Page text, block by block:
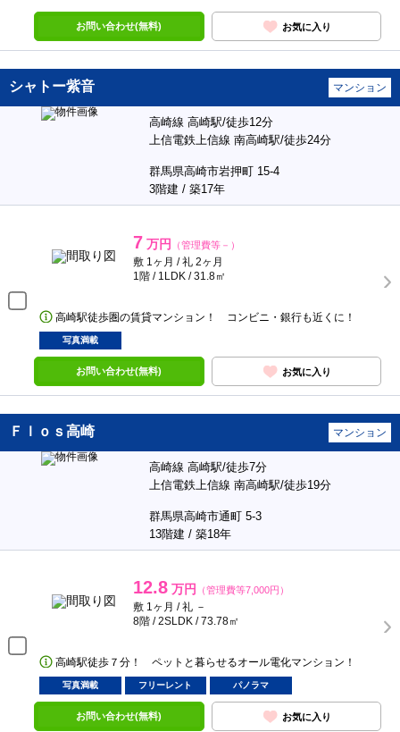
お問い合わせ(無料) お気に入り
シャトー紫音 マンション
高崎線 高崎駅/徒歩12分
上信電鉄上信線 南高崎駅/徒歩24分
群馬県高崎市岩押町 15-4
3階建 / 築17年
7 万円 （管理費等－）
敷 1ヶ月 / 礼 2ヶ月
1階 / 1LDK / 31.8㎡
高崎駅徒歩圏の賃貸マンション！ コンビニ・銀行も近くに！
写真満載
お問い合わせ(無料) お気に入り
Ｆｌｏｓ高崎 マンション
高崎線 高崎駅/徒歩7分
上信電鉄上信線 南高崎駅/徒歩19分
群馬県高崎市通町 5-3
13階建 / 築18年
12.8 万円 （管理費等7,000円）
敷 1ヶ月 / 礼 －
8階 / 2SLDK / 73.78㎡
高崎駅徒歩７分！ ペットと暮らせるオール電化マンション！
写真満載 フリーレント パノラマ
お問い合わせ(無料) お気に入り